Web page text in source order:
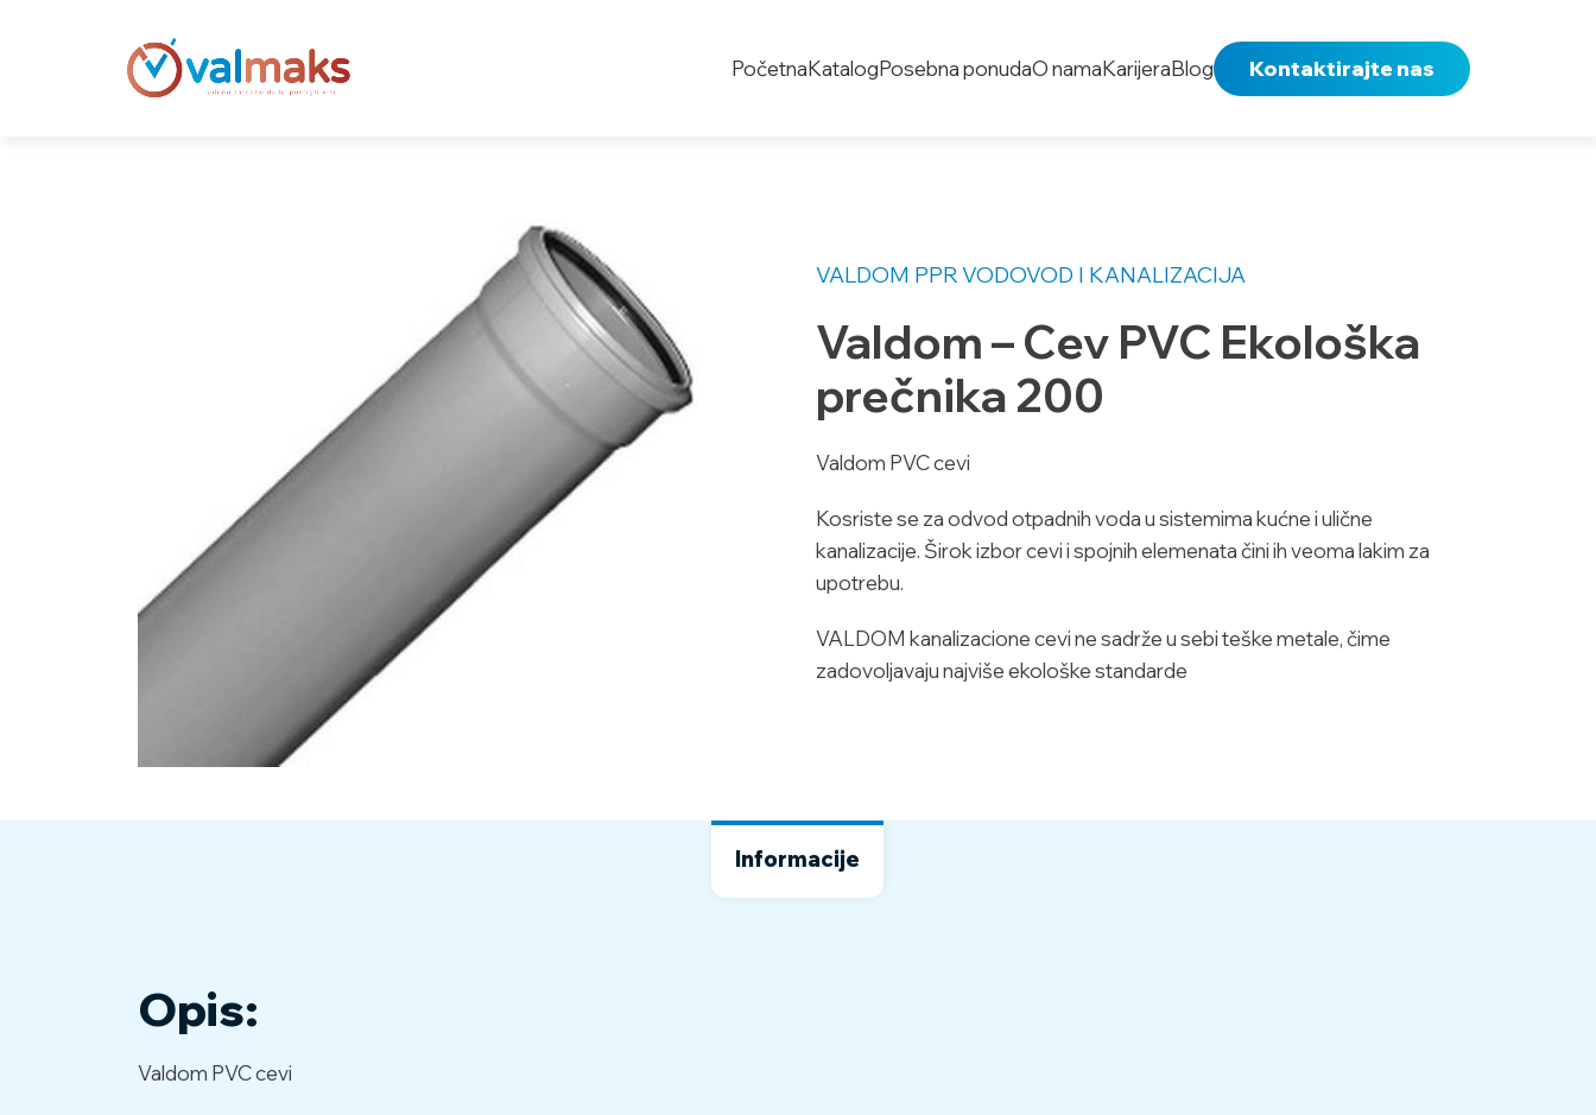
PočetnaKatalogPosebna ponudaO namaKarijeraBlog Kontaktirajte nas
Valdom – Cev PVC Ekološka
prečnika 200
Valdom PVC cevi
Kosriste se za odvod otpadnih voda u sistemima kućne i ulične
kanalizacije. Širok izbor cevi i spojnih elemenata čini ih veoma lakim za
upotrebu.
VALDOM kanalizacione cevi ne sadrže u sebi teške metale, čime
zadovoljavaju najviše ekološke standarde
VALDOM PPRVODOVOD I KANALIZACIJA
Informacije
Opis:
Valdom PVC cevi